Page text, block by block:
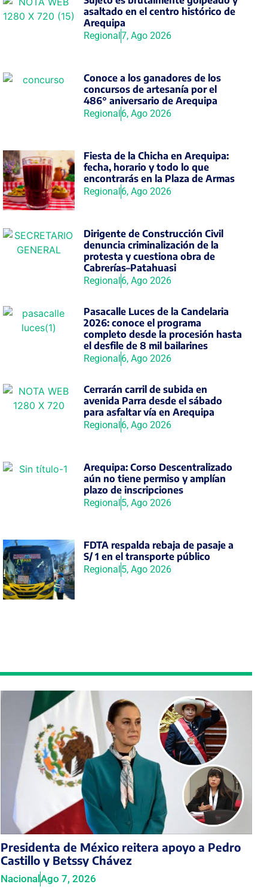
asaltado en el centro histórico de
Arequipa
Regional7, Ago 2026
Conoce a los ganadores de los
concursos de artesanía por el
486° aniversario de Arequipa
Regional6, Ago 2026
Fiesta de la Chicha en Arequipa:
fecha, horario y todo lo que
encontrarás en la Plaza de Armas
Regional6, Ago 2026
Dirigente de Construcción Civil
denuncia criminalización de la
protesta y cuestiona obra de
Cabrerías–Patahuasi
Regional6, Ago 2026
Pasacalle Luces de la Candelaria
2026: conoce el programa
completo desde la procesión hasta
el desfile de 8 mil bailarines
Regional6, Ago 2026
Cerrarán carril de subida en
avenida Parra desde el sábado
para asfaltar vía en Arequipa
Regional6, Ago 2026
Arequipa: Corso Descentralizado
aún no tiene permiso y amplían
plazo de inscripciones
Regional5, Ago 2026
FDTA respalda rebaja de pasaje a
S/ 1 en el transporte público
Regional5, Ago 2026
Presidenta de México reitera apoyo a Pedro
Castillo y Betssy Chávez
NacionalAgo 7, 2026